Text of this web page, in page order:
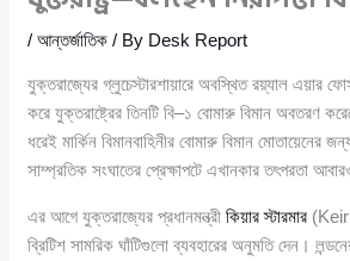
/আন্তর্জাতিক / By Desk Report
যুক্তরাজ্যের গ্লুচেস্টারশায়ারে অবস্থিত রয়্যাল এয়ার
করে যুক্তরাষ্ট্রের তিনটি বি–১ বোমারু বিমান অবতরণ
ধরেই মার্কিন বিমানবাহিনীর বোমারু বিমান
সাম্প্রতিক সংঘাতের প্রেক্ষাপটে এখানকার তৎপরতা
এর আগে যুক্তরাজ্যের প্রধানমন্ত্রীকিয়ার স্টারমার (Keir
ব্রিটিশ সামরিক ঘাঁটিগুলো ব্যবহারের অনুমতি দেন।